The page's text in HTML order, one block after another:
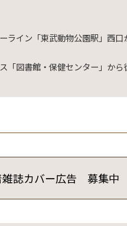
ライン「東武動物公園駅」西口
「図書館・保健センター」から
雑誌カバー広告 募集中